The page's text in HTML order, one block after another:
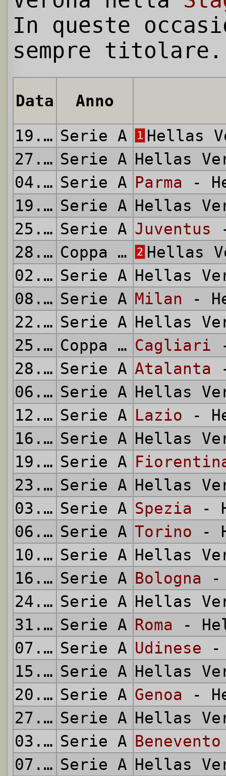
In queste
sempre titolare.
Data Anno
19.09.2020 Serie A 1 Hellas
27.09.2020 Serie A Hellas
04.10.2020 Serie A Parma -
19.10.2020 Serie A Hellas
25.10.2020 Serie A Juventus
28.10.2020
Coppa Italia 2 Hellas
02.11.2020 Serie A Hellas
08.11.2020 Serie A Milan -
22.11.2020 Serie A Hellas
25.11.2020
Coppa Italia Cagliari
28.11.2020 Serie A Atalanta
06.12.2020 Serie A Hellas
12.12.2020 Serie A Lazio -
16.12.2020 Serie A Hellas
19.12.2020 Serie A
23.12.2020 Serie A Hellas
03.01.2021 Serie A Spezia -
06.01.2021 Serie A Torino -
10.01.2021 Serie A Hellas
16.01.2021 Serie A Bologna -
24.01.2021 Serie A Hellas
31.01.2021 Serie A Roma -
07.02.2021 Serie A Udinese -
15.02.2021 Serie A Hellas
20.02.2021 Serie A Genoa -
27.02.2021 Serie A Hellas
03.03.2021 Serie A Benevento
07.03.2021 Serie A Hellas